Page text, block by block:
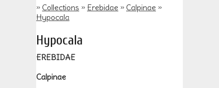
» Collections » Erebidae » Calpinae »
Hypocala
Hypocala
EREBIDAE
Calpinae